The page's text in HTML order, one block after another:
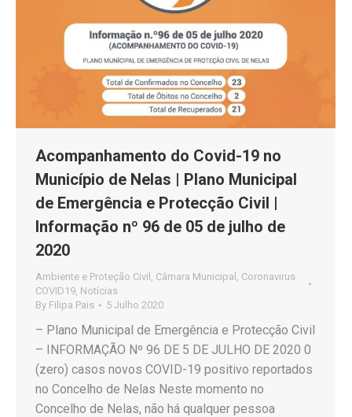
Acompanhamento do Covid-19 no
Município de Nelas | Plano Municipal
de Emergência e Protecção Civil |
Informação nº 96 de 05 de julho de
2020
Ambiente e Proteção Civil Câmara Municipal Coronavirus
COVID19 Notícias
By Filipa Pais 5 Julho 2020
– Plano Municipal de Emergência e Protecção Civil
– INFORMAÇÃO Nº 96 DE 5 DE JULHO DE 2020 0
(zero) casos novos COVID-19 positivo reportados
no Concelho de Nelas Neste momento no
Concelho de Nelas, não há qualquer pessoa